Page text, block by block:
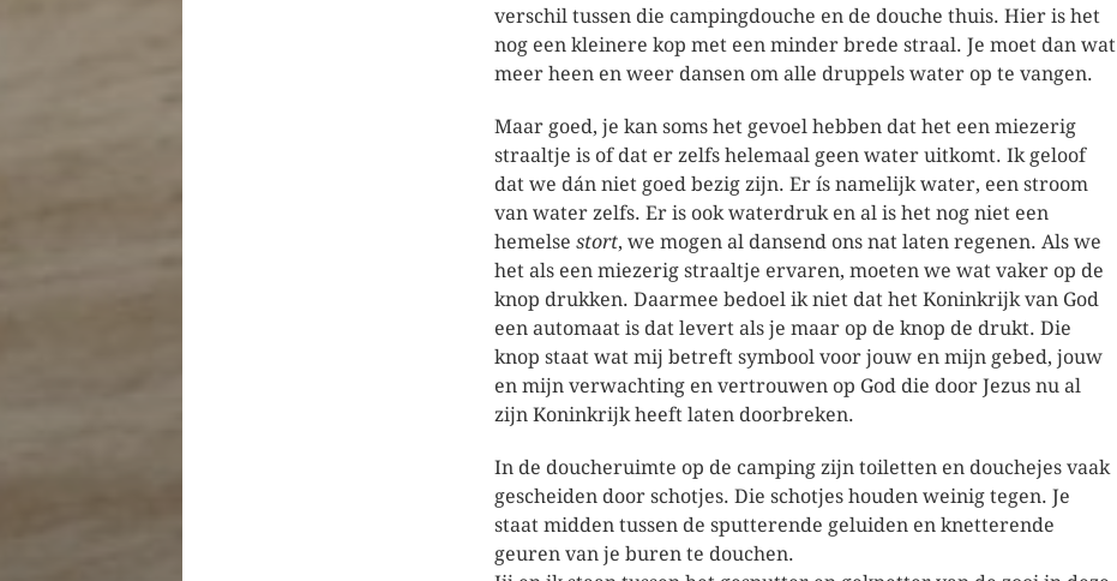
verschil tussen die campingdouche en de douche thuis. Hier is het
nog een kleinere kop met een minder brede straal. Je moet dan wat
meer heen en weer dansen om alle druppels water op te vangen.
Maar goed, je kan soms het gevoel hebben dat het een miezerig
straaltje is of dat er zelfs helemaal geen water uitkomt. Ik geloof
dat we dán niet goed bezig zijn. Er ís namelijk water, een stroom
van water zelfs. Er is ook waterdruk en al is het nog niet een
hemelse stort, we mogen al dansend ons nat laten regenen. Als we
het als een miezerig straaltje ervaren, moeten we wat vaker op de
knop drukken. Daarmee bedoel ik niet dat het Koninkrijk van God
een automaat is dat levert als je maar op de knop de drukt. Die
knop staat wat mij betreft symbool voor jouw en mijn gebed, jouw
en mijn verwachting en vertrouwen op God die door Jezus nu al
zijn Koninkrijk heeft laten doorbreken.
In de doucheruimte op de camping zijn toiletten en douchejes vaak
gescheiden door schotjes. Die schotjes houden weinig tegen. Je
staat midden tussen de sputterende geluiden en knetterende
geuren van je buren te douchen.